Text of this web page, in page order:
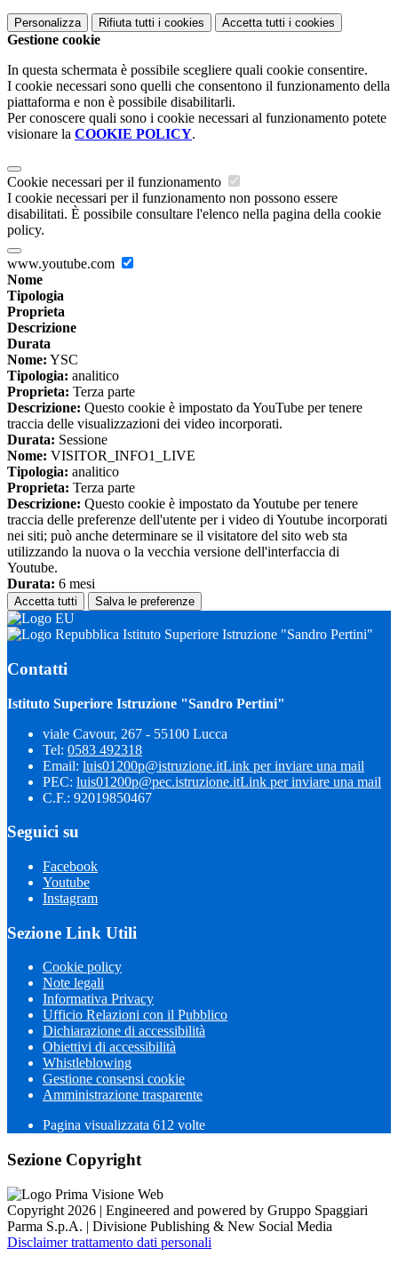
Personalizza Rifiuta tutti i cookies Accetta tutti i cookies
Gestione cookie
In questa schermata è possibile scegliere quali cookie consentire.
I cookie necessari sono quelli che consentono il funzionamento della
piattaforma e non è possibile disabilitarli.
Per conoscere quali sono i cookie necessari al funzionamento potete
visionare la COOKIE POLICY.
Cookie necessari per il funzionamento
I cookie necessari per il funzionamento non possono essere
disabilitati. È possibile consultare l'elenco nella pagina della cookie
policy.
www.youtube.com
Nome
Tipologia
Proprieta
Descrizione
Durata
Nome: YSC
Tipologia: analitico
Proprieta: Terza parte
Descrizione: Questo cookie è impostato da YouTube per tenere
traccia delle visualizzazioni dei video incorporati.
Durata: Sessione
Nome: VISITOR_INFO1_LIVE
Tipologia: analitico
Proprieta: Terza parte
Descrizione: Questo cookie è impostato da Youtube per tenere
traccia delle preferenze dell'utente per i video di Youtube incorporati
nei siti; può anche determinare se il visitatore del sito web sta
utilizzando la nuova o la vecchia versione dell'interfaccia di
Youtube.
Durata: 6 mesi
Accetta tutti Salva le preferenze
Istituto Superiore Istruzione "Sandro Pertini"
Contatti
Istituto Superiore Istruzione "Sandro Pertini"
viale Cavour, 267 - 55100 Lucca
Tel: 0583 492318
Email: luis01200p@istruzione.itLink per inviare una mail
PEC: luis01200p@pec.istruzione.itLink per inviare una mail
C.F.: 92019850467
Seguici su
Facebook
Youtube
Instagram
Sezione Link Utili
Cookie policy
Note legali
Informativa Privacy
Ufficio Relazioni con il Pubblico
Dichiarazione di accessibilità
Obiettivi di accessibilità
Whistleblowing
Gestione consensi cookie
Amministrazione trasparente
Pagina visualizzata 612 volte
Sezione Copyright
Copyright 2026 | Engineered and powered by Gruppo Spaggiari
Parma S.p.A. | Divisione Publishing & New Social Media
Disclaimer trattamento dati personali